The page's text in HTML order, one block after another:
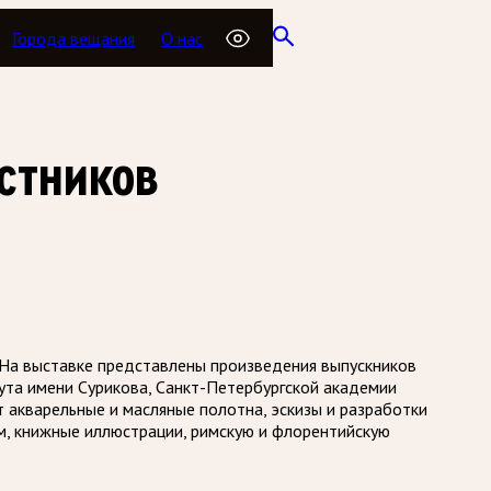
Города вещания О нас
выставке представлены произведения выпускников
имени Сурикова, Санкт-Петербургской академии
и масляные полотна, эскизы и разработки
книжные иллюстрации, римскую и флорентийскую